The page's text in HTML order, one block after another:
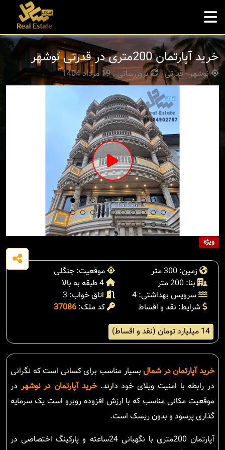
خرید آپارتمان 200متری در قدرتی نوشهر
نوشهر - قدرتی بروزرسانی : 19 مرداد 1404
ویژه
زمین: 300 متر
موقعیت: جنگلی
بنا: 200 متر
سرویس بهداشتی: 4
اتاق خواب: 3
شرایط: نقد و اقساط
کد ملک: 37086
14 میلیارد تومان (نقد و اقساط)
خرید آپارتمان در شمالبسیار مناسب برای کسانی است که نگرانی
در رابطه با امنیت ویلای خود دارند.خرید آپارتمان در نوشهر در
موقعیت مکانی مناسب که با ارزش افزوده روبرو است یک سرمایه
گذاری پرسود و بدون ریسک است.
آپارتمان 200متری با نگهبانی 24ساعته و پارکینگ اختصاصی در